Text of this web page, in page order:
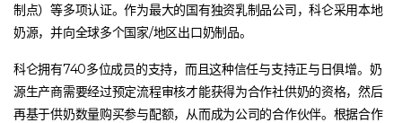
制点）等多项认证。作为最大的国有独资乳制品公司，科仑采用本地
奶源，并向全球多个国家/地区出口奶制品。
科仑拥有740多位成员的支持，而且这种信任与支持正与日俱增。奶
源生产商需要经过预定流程审核才能获得为合作社供奶的资格，然后
再基于供奶数量购买参与配额，从而成为公司的合作伙伴。根据合作